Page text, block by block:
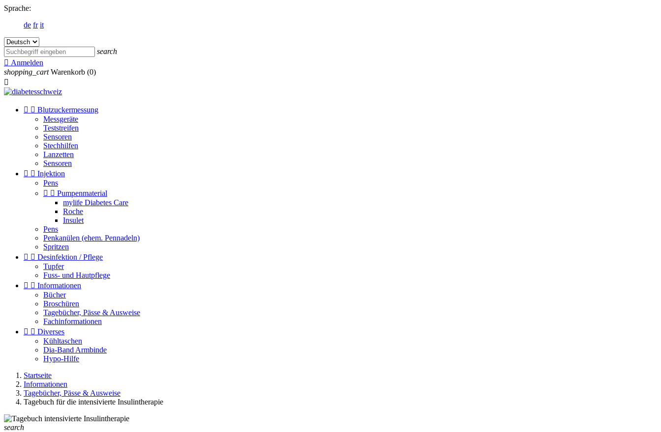
Sprache:
de fr it
search
 Anmelden
shopping_cart Warenkorb (0)

  Blutzuckermessung
Messgeräte
Teststreifen
Sensoren
Stechhilfen
Lanzetten
Sensoren
  Injektion
Pens
  Pumpenmaterial
mylife Diabetes Care
Roche
Insulet
Pens
Penkanülen (ehem. Pennadeln)
Spritzen
  Desinfektion / Pflege
Tupfer
Fuss- und Hautpflege
  Informationen
Bücher
Broschüren
Tagebücher, Pässe & Ausweise
Fachinformationen
  Diverses
Kühltaschen
Dia-Band Armbinde
Hypo-Hilfe
Startseite
Informationen
Tagebücher, Pässe & Ausweise
Tagebuch für die intensivierte Insulintherapie
search